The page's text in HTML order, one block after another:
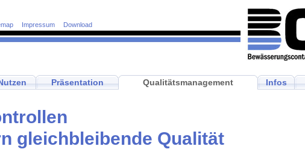
Impressum Download
Präsentation Qualitätsmanagement Infos
gleichbleibende Qualität